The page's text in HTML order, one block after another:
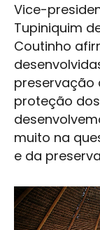
Vice-
Tupiniquim
Coutinho
preservação
proteção
muito na
e da